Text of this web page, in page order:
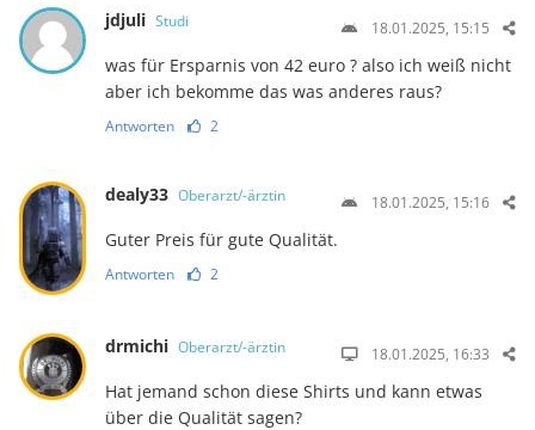
jdjuli Studi 18.01.2025, 15:15
was für Ersparnis von 42 euro ? also ich weiß nicht
aber ich bekomme das was anderes raus?
Antworten 2
dealy33 Oberarzt/-ärztin 18.01.2025, 15:16
Guter Preis für gute Qualität.
Antworten 2
drmichi Oberarzt/-ärztin 18.01.2025, 16:33
Hat jemand schon diese Shirts und kann etwas
über die Qualität sagen?